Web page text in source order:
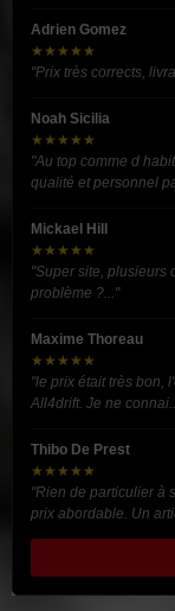
Adrien Gomez
★★★★★
"Prix très corrects,
Noah Sicilia
★★★★★
"Au top comme d
qualité et personnel
Mickael Hill
★★★★★
"Super site, plusieurs
problème ?..."
Maxime Thoreau
★★★★★
"le prix était très bon,
All4drift. Je ne
Thibo De Prest
★★★★★
"Rien de particulier à
prix abordable. Un